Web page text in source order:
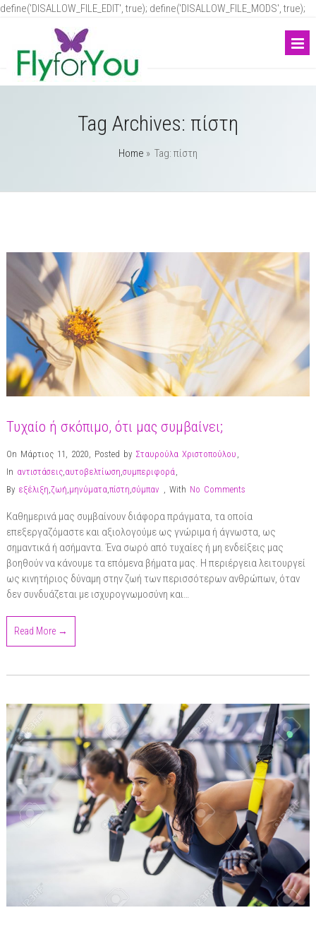
define('DISALLOW_FILE_EDIT', true); define('DISALLOW_FILE_MODS', true);
Tag Archives: πίστη
Home » Tag: πίστη
Τυχαίο ή σκόπιμο, ότι μας συμβαίνει;
On Μάρτιος 11, 2020 Posted by Σταυρούλα Χριστοπούλου
In αντιστάσεις, αυτοβελτίωση συμπεριφορά
By εξέλιξη ζωή μηνύματα πίστη σύμπαν With No Comments
Καθημερινά μας συμβαίνουν διάφορα πράγματα, τα οποία
επεξεργαζόμαστε και αξιολογούμε ως γνώριμα ή άγνωστα, ως
σημαντικά ή ασήμαντα. Ένα σωρό από τυχαίες ή μη ενδείξεις μας
βοηθούν να κάνουμε τα επόμενα βήματα μας. Η περιέργεια λειτουργεί
ως κινητήριος δύναμη στην ζωή των περισσότερων ανθρώπων, όταν
δεν συνδυάζεται με ισχυρογνωμοσύνη και…
Read More →